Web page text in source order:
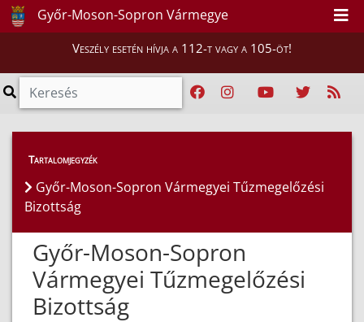
Győr-Moson-Sopron Vármegye
Veszély esetén hívja a 112-t vagy a 105-öt!
Magunkról
Tartalomjegyzék
Győr-Moson-Sopron Vármegyei Tűzmegelőzési
Bizottság
Győr-Moson-Sopron
Vármegyei Tűzmegelőzési
Bizottság